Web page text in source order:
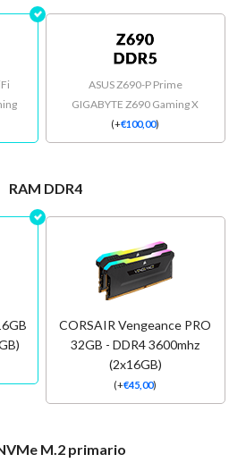
ASUS Z690-P Prime
GIGABYTE Z690 Gaming X
(+€100,00)
RAM DDR4
CORSAIR Vengeance PRO
32GB - DDR4 3600mhz
(2x16GB)
(+€45,00)
M.2 primario